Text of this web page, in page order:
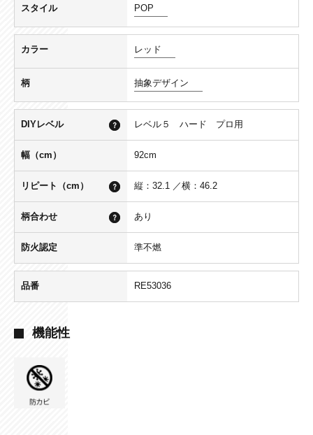
スタイル POP
カラー レッド
柄 抽象デザイン
DIYレベル レベル５ ハード プロ用
幅（cm） 92cm
リピート（cm） 縦：32.1 ／横：46.2
柄合わせ あり
防火認定 準不燃
品番 RE53036
機能性